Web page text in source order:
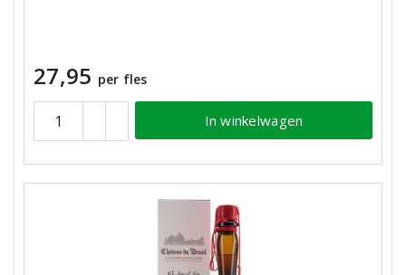
27,95 per fles
In winkelwagen